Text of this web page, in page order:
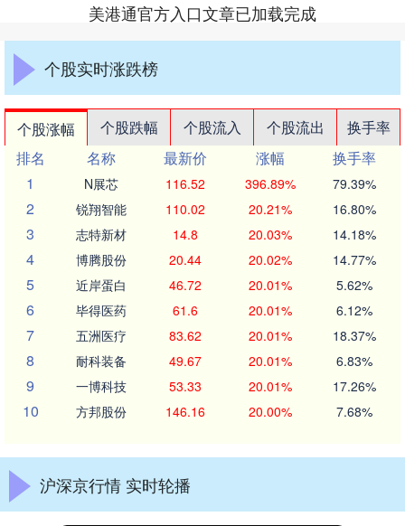
美港通官方入口文章已加载完成
个股实时涨跌榜
个股涨幅 个股跌幅 个股流入 个股流出
换手率
排名
名称 最新价 涨幅
换手率
1
N展芯 116.52 396.89% 79.39%
2 锐翔智能 110.02 20.21% 16.80%
3 志特新材 14.8 20.03% 14.18%
4 博腾股份 20.44 20.02% 14.77%
5 近岸蛋白 46.72 20.01% 5.62%
6 毕得医药 61.6 20.01% 6.12%
7 五洲医疗 83.62 20.01% 18.37%
8 耐科装备 49.67 20.01% 6.83%
9 一博科技 53.33 20.01% 17.26%
10 方邦股份 146.16 20.00% 7.68%
沪深京行情 实时轮播